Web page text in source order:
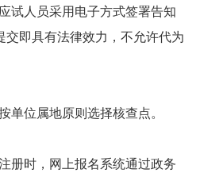
试人员采用电子方式签署告知
即具有法律效力，不允许代为
单位属地原则选择核查点。
册时，网上报名系统通过政务